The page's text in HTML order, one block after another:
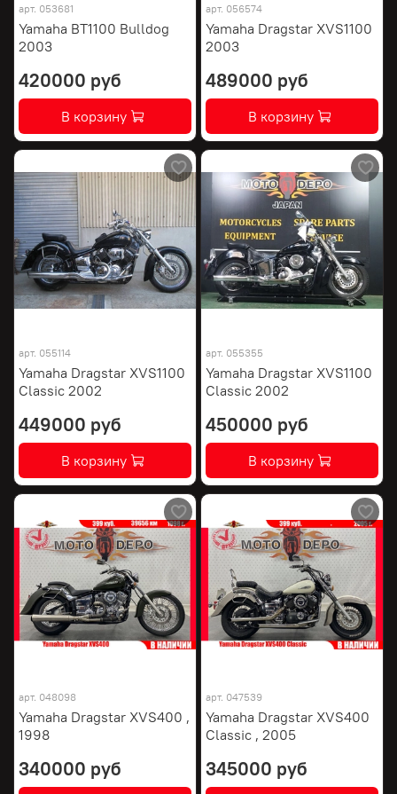
арт. 053681
Yamaha BT1100 Bulldog
2003
420000 руб
В корзину
арт. 056574
Yamaha Dragstar XVS1100
2003
489000 руб
В корзину
арт. 055114
Yamaha Dragstar XVS1100
Classic 2002
449000 руб
В корзину
арт. 055355
Yamaha Dragstar XVS1100
Classic 2002
450000 руб
В корзину
арт. 048098
Yamaha Dragstar XVS400 ,
1998
340000 руб
арт. 047539
Yamaha Dragstar XVS400
Classic , 2005
345000 руб